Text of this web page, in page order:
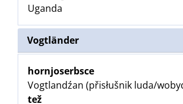
Uganda
Vogtländer
hornjoserbsce
Vogtlandźan (přisłušnik luda/
tež